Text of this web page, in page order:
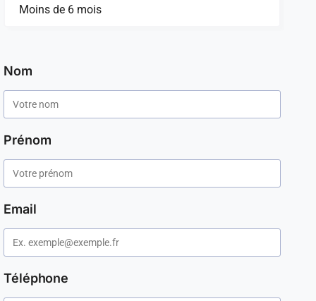
Moins de 6 mois
Nom
Prénom
Email
Téléphone